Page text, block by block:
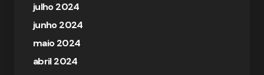
julho 2024
junho 2024
maio 2024
abril 2024